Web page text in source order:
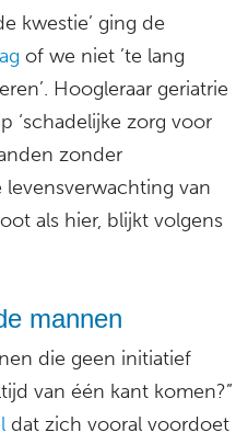
kwestie’ ging de
of we niet ’te lang
Hoogleraar geriatrie
‘schadelijke zorg voor
zonder
van
als hier, blijkt volgens
mannen
die geen initiatief
van één kant komen?”
dat zich vooral voordoet